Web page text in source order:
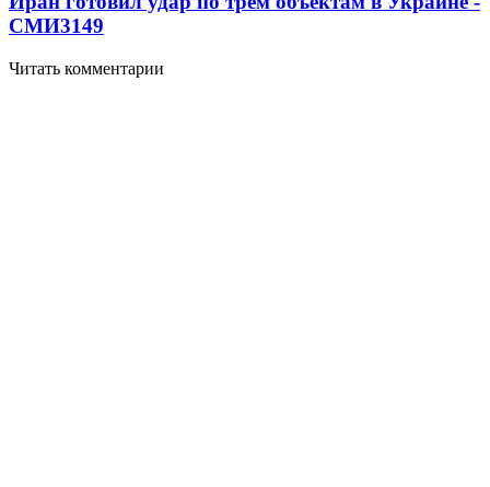
СМИ3149
Читать комментарии